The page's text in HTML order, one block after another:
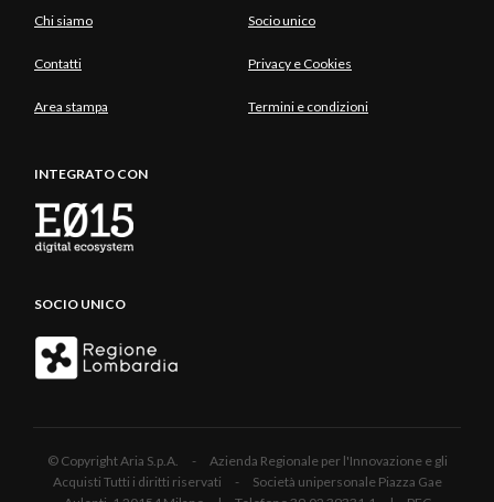
Chi siamo Socio unico
Contatti Privacy e Cookies
Area stampa Termini e condizioni
INTEGRATO CON
SOCIO UNICO
© Copyright Aria S.p.A. - Azienda Regionale per l'Innovazione e gli
Acquisti Tutti i diritti riservati - Società unipersonale Piazza Gae